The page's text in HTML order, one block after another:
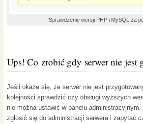
Sprawdzenie wersji PHP i MySQL za
Ups! Co zrobić gdy serwer nie jest
Jeśli okaże się, że serwer nie jest
kolejności sprawdzić czy obsługi wyższych
nie można ustawić w panelu
zgłosić się do administracji serwera i zapytać